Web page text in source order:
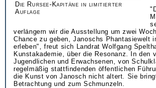
Die Rursee-Kapitäne in limitierter
Auflage
verlängern wir die Ausstellung um zwei
Chance zu geben, Janoschs Phantasiewelt
erleben", freut sich Landrat Wolfgang
Kunstakademie, über die Resonanz. In den
Jugendlichen und Erwachsenen, von
regelmäßig stattfindenden öffentlichen
die Kunst von Janosch nicht altert. Sie
Betrachtung und zum Schmunzeln.